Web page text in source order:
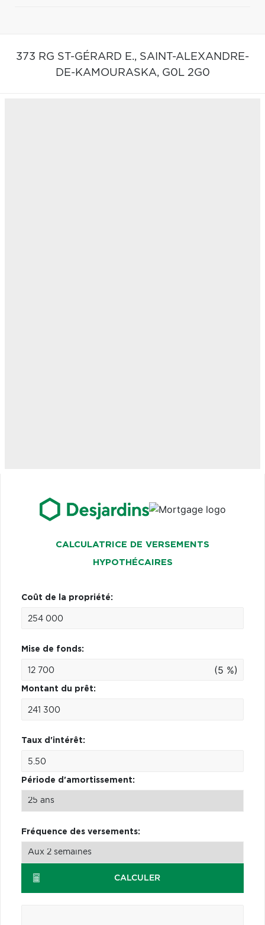
373 RG ST-GÉRARD E., SAINT-ALEXANDRE-
DE-KAMOURASKA, G0L 2G0
CALCULATRICE DE VERSEMENTS
HYPOTHÉCAIRES
Coût de la propriété:
Mise de fonds:
(5 %)
Montant du prêt:
Taux d'intérêt:
Période d'amortissement:
Fréquence des versements:
CALCULER